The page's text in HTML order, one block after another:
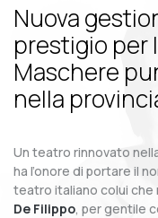
Nuova
prestigio per
Maschere
nella
Un teatro rinnovato
ha l’onore di portare il
teatro italiano colui che
De Filippo, per gentile